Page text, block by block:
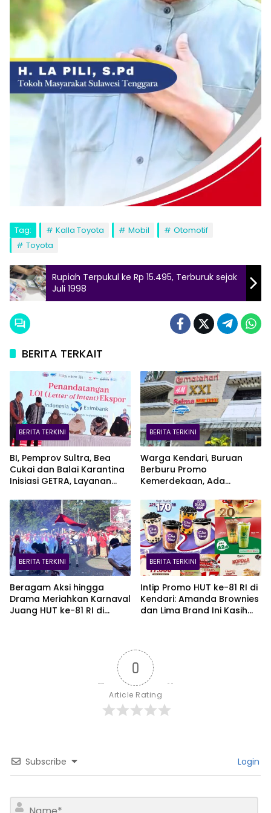
Tag: Kalla Toyota Mobil
Otomotif
Toyota
Rupiah Terpukul ke Rp 15.495, Terburuk sejak
Juli 1998
BERITA TERKAIT
BERITA TERKINI
BI, Pemprov Sultra, Bea
Cukai dan Balai Karantina
Inisiasi GETRA, Layanan
Ekspor
BERITA TERKINI
Warga Kendari, Buruan
Berburu Promo
Kemerdekaan, Ada
EV Car
BERITA TERKINI
Beragam Aksi hingga
Drama Meriahkan Karnaval
Juang HUT ke-81 RI di
BERITA TERKINI
Intip Promo HUT ke-81 RI di
Kendari: Amanda Brownies
dan Lima Brand Ini Kasih
0
Article Rating
Subscribe Login